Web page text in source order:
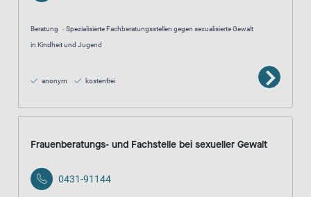
Beratung
Spezialisierte Fachberatungsstellen gegen sexualisierte Gewalt
in Kindheit und Jugend
anonym kostenfrei
Frauenberatungs- und Fachstelle bei sexueller Gewalt
0431-91144